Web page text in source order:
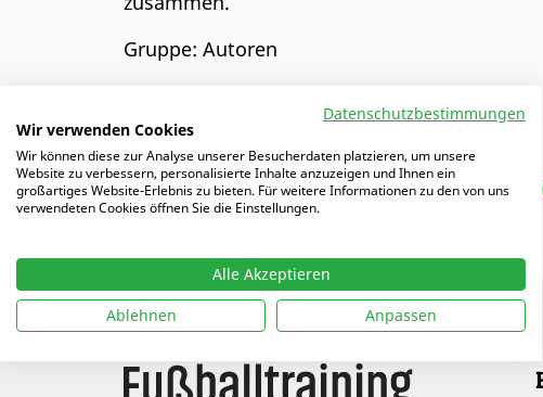
Gruppe: Autoren
ALLE AUTOREN Artikel
Datenschutzbestimmungen
Wir verwenden Cookies
Wir können diese zur Analyse unserer Besucherdaten platzieren, um unsere
Website zu verbessern, personalisierte Inhalte anzuzeigen und Ihnen ein
großartiges Website-Erlebnis zu bieten. Für weitere Informationen zu den von uns
verwendeten Cookies öffnen Sie die Einstellungen.
Alle Akzeptieren
Ablehnen
Anpassen